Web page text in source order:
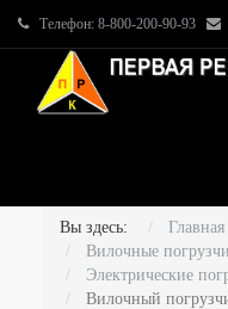
Телефон: 8-800-200-90-93
Вы здесь: Главная
Вилочные
Электрические
Вилочный